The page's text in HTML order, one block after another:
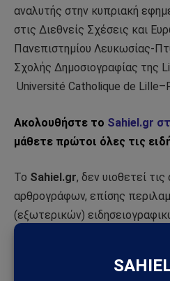
αναλυτής στην κυπριακή
στις Διεθνείς Σχέσεις και
Πανεπιστημίου Λευκωσίας-
Σχολής Δημοσιογραφίας της
Université Catholique de
Ακολουθήστε το Sahiel.gr
μάθετε πρώτοι όλες τις
Το Sahiel.gr, δεν υιοθετεί
αρθρογράφων, επίσης
(εξωτερικών)
άρθρου αναγράφεται